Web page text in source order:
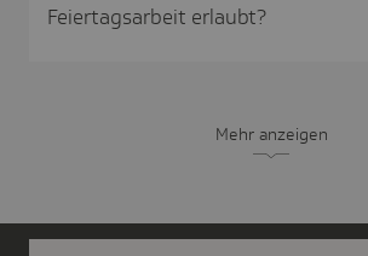
Feiertagsarbeit erlaubt?
Mehr anzeigen